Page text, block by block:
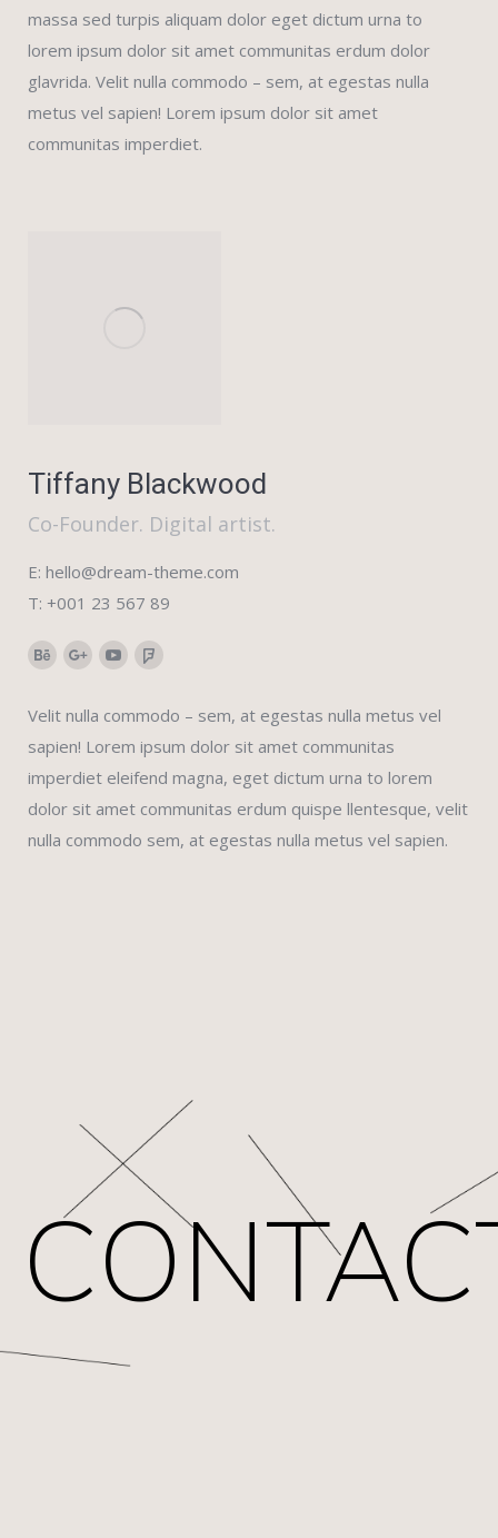
massa sed turpis aliquam dolor eget dictum urna to
lorem ipsum dolor sit amet communitas erdum dolor
glavrida. Velit nulla commodo – sem, at egestas nulla
metus vel sapien! Lorem ipsum dolor sit amet
communitas imperdiet.
Tiffany Blackwood
Co-Founder. Digital artist.
E: hello@dream-theme.com
T: +001 23 567 89
BehanceGoogle+YouTubeFoursquare
Velit nulla commodo – sem, at egestas nulla metus vel
sapien! Lorem ipsum dolor sit amet communitas
imperdiet eleifend magna, eget dictum urna to lorem
dolor sit amet communitas erdum quispe llentesque, velit
nulla commodo sem, at egestas nulla metus vel sapien.